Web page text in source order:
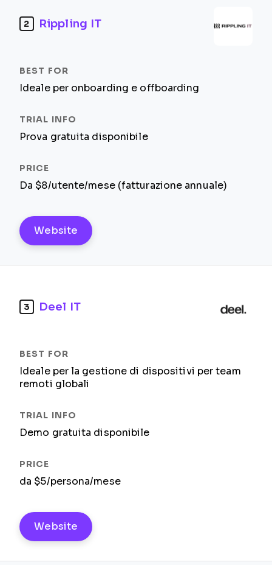
2 Rippling IT
Ideale per onboarding e offboarding
Prova gratuita disponibile
Da $8/utente/mese (fatturazione annuale)
Website
3 Deel IT
Ideale per la gestione di dispositivi per team
remoti globali
Demo gratuita disponibile
da $5/persona/mese
Website